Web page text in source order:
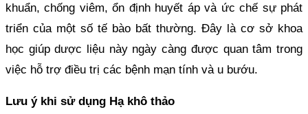
khuẩn, chống viêm, ổn định huyết áp và ức chế sự phát
triển của một số tế bào bất thường. Đây là cơ sở khoa
học giúp dược liệu này ngày càng được quan tâm trong
việc hỗ trợ điều trị các bệnh mạn tính và u bướu.
Lưu ý khi sử dụng Hạ khô thảo